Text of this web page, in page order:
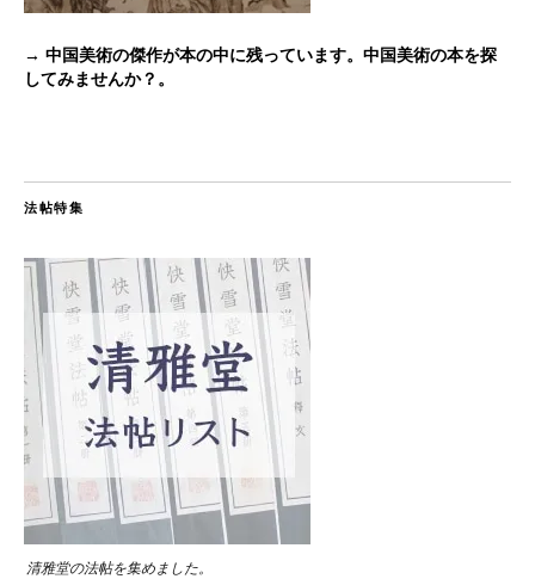
→ 中国美術の傑作が本の中に残っています。中国美術の本を探
してみませんか？。
法帖特集
清雅堂の法帖を集めました。